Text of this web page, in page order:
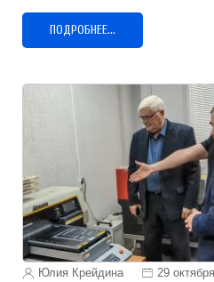
ПОДРОБНЕЕ...
Юлия Крейдина 29